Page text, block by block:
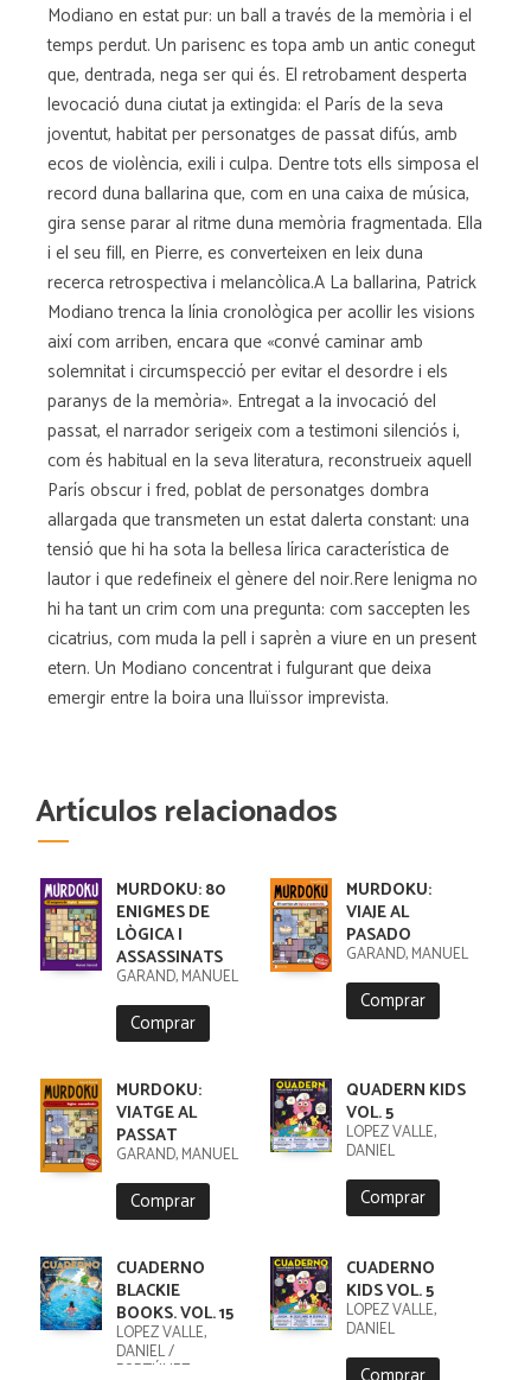
Modiano en estat pur: un ball a través de la memòria i el
temps perdut. Un parisenc es topa amb un antic conegut
que, dentrada, nega ser qui és. El retrobament desperta
levocació duna ciutat ja extingida: el París de la seva
joventut, habitat per personatges de passat difús, amb
ecos de violència, exili i culpa. Dentre tots ells simposa el
record duna ballarina que, com en una caixa de música,
gira sense parar al ritme duna memòria fragmentada. Ella
i el seu fill, en Pierre, es converteixen en leix duna
recerca retrospectiva i melancòlica.A La ballarina, Patrick
Modiano trenca la línia cronològica per acollir les visions
així com arriben, encara que «convé caminar amb
solemnitat i circumspecció per evitar el desordre i els
paranys de la memòria». Entregat a la invocació del
passat, el narrador serigeix com a testimoni silenciós i,
com és habitual en la seva literatura, reconstrueix aquell
París obscur i fred, poblat de personatges dombra
allargada que transmeten un estat dalerta constant: una
tensió que hi ha sota la bellesa lírica característica de
lautor i que redefineix el gènere del noir.Rere lenigma no
hi ha tant un crim com una pregunta: com saccepten les
cicatrius, com muda la pell i saprèn a viure en un present
etern. Un Modiano concentrat i fulgurant que deixa
emergir entre la boira una lluïssor imprevista.
Artículos relacionados
MURDOKU: 80
ENIGMES DE
LÒGICA I
ASSASSINATS
GARAND, MANUEL
Comprar
MURDOKU:
VIAJE AL
PASADO
GARAND, MANUEL
Comprar
MURDOKU:
VIATGE AL
PASSAT
GARAND, MANUEL
Comprar
QUADERN KIDS
VOL. 5
LÓPEZ VALLE,
DANIEL
Comprar
CUADERNO
BLACKIE
BOOKS. VOL. 15
LÓPEZ VALLE,
DANIEL /
FORTÚNEZ,
CUADERNO
KIDS VOL. 5
LÓPEZ VALLE,
DANIEL